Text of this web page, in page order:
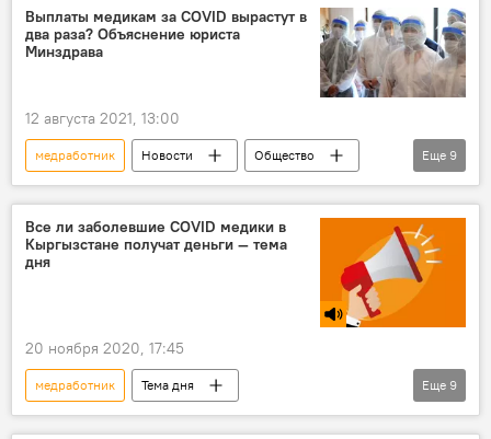
компенсация
пневмония
Коронавирус в Кыргызстане
Выплаты медикам за COVID вырастут в
два раза? Объяснение юриста
Минздрава
12 августа 2021, 13:00
медработник Новости
Общество
Кыргызстан
Коронавирус - 2020
коронавирус
компенсация
размер
порядок
рост
Пресс-центр
Еще 9
Все ли заболевшие COVID медики в
Кыргызстане получат деньги — тема
дня
20 ноября 2020, 17:45
медработник
Тема дня
Радио Sputnik Кыргызстан
выплаты
Еще 9